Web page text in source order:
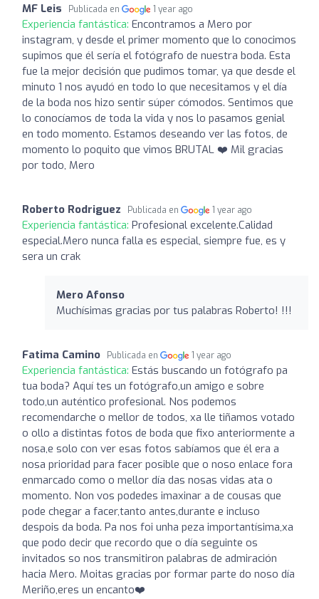
MF Leis Publicada en 1 year ago
Experiencia fantástica: Encontramos a Mero por
instagram, y desde el primer momento que lo conocimos
supimos que él sería el fotógrafo de nuestra boda. Esta
fue la mejor decisión que pudimos tomar, ya que desde el
minuto 1 nos ayudó en todo lo que necesitamos y el día
de la boda nos hizo sentir súper cómodos. Sentimos que
lo conocíamos de toda la vida y nos lo pasamos genial
en todo momento. Estamos deseando ver las fotos, de
momento lo poquito que vimos BRUTAL ❤️ Mil gracias
por todo, Mero
Roberto Rodriguez Publicada en 1 year ago
Experiencia fantástica: Profesional excelente.Calidad
especial.Mero nunca falla es especial, siempre fue, es y
sera un crak
Mero Afonso
Muchísimas gracias por tus palabras Roberto! !!!
Fatima Camino Publicada en 1 year ago
Experiencia fantástica: Estás buscando un fotógrafo pa
tua boda? Aquí tes un fotógrafo,un amigo e sobre
todo,un auténtico profesional. Nos podemos
recomendarche o mellor de todos, xa lle tiñamos votado
o ollo a distintas fotos de boda que fixo anteriormente a
nosa,e solo con ver esas fotos sabíamos que él era a
nosa prioridad para facer posible que o noso enlace fora
enmarcado como o mellor día das nosas vidas ata o
momento. Non vos podedes imaxinar a de cousas que
pode chegar a facer,tanto antes,durante e incluso
despois da boda. Pa nos foi unha peza importantísima,xa
que podo decir que recordo que o día seguinte os
invitados so nos transmitiron palabras de admiración
hacia Mero. Moitas gracias por formar parte do noso día
Meriño,eres un encanto❤️